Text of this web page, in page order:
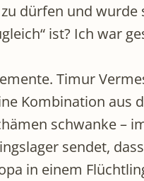
dürfen und
ist? Ich war
Timur
Kombination
schwanke –
sendet,
in einem